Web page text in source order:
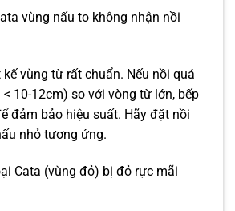
vùng nấu to không nhận nồi
kế vùng từ rất chuẩn. Nếu nồi quá
10-12cm) so với vòng từ lớn, bếp
đảm bảo hiệu suất. Hãy đặt nồi
nhỏ tương ứng.
Cata (vùng đỏ) bị đỏ rực mãi